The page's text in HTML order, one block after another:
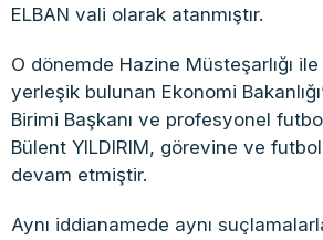
ELBAN vali olarak atanmıştır.
O dönemde Hazine Müsteşarlığı
yerleşik bulunan Ekonomi
Birimi Başkanı ve profesyonel
Bülent YILDIRIM, görevine ve
devam etmiştir.
Aynı iddianamede aynı